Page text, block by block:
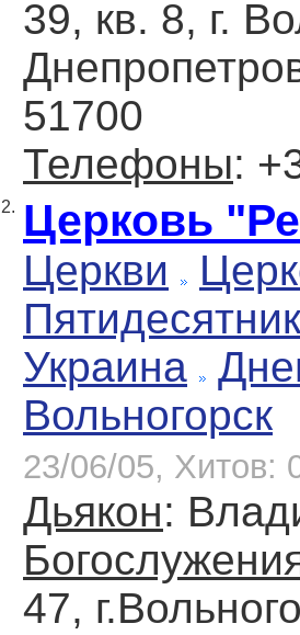
39, кв. 8, г.
51700
Телефоны:
2. Церковь
Церкви
Украина
Вольногорск
23/06/05, Хитов:
Дьякон:
47,